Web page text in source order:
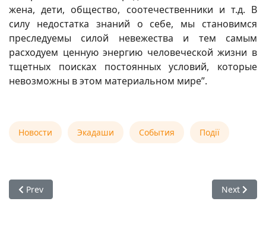
жена, дети, общество, соотечественники и т.д. В
силу недостатка знаний о себе, мы становимся
преследуемы силой невежества и тем самым
расходуем ценную энергию человеческой жизни в
тщетных поисках постоянных условий, которые
невозможны в этом материальном мире”.
Новости Экадаши События Події
Previous article: 24 мая 2025 — день явления Шрилы
Prev Next
Next